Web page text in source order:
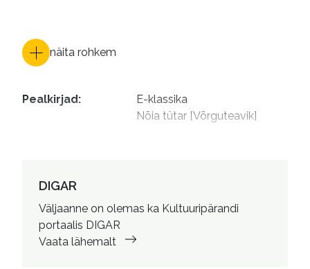
näita rohkem
Pealkirjad:
E-klassika
Nõia tütar [Võrguteavik]
DIGAR
Väljaanne on olemas ka Kultuuripärandi
portaalis DIGAR
Vaata lähemalt